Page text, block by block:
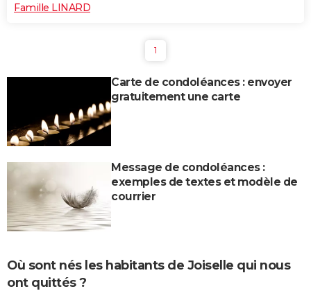
Famille LINARD
1
Carte de condoléances : envoyer
gratuitement une carte
Message de condoléances :
exemples de textes et modèle de
courrier
Où sont nés les habitants de Joiselle qui nous
ont quittés ?